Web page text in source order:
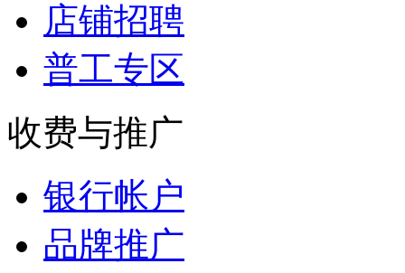
店铺招聘
普工专区
收费与推广
银行帐户
品牌推广